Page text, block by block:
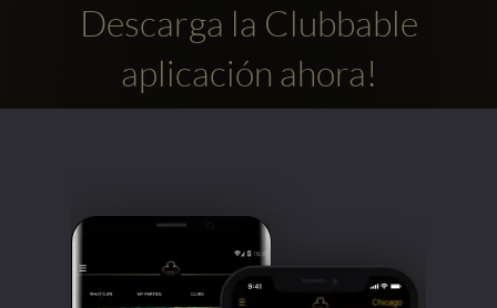
sociales:
Descarga la Clubbable
aplicación ahora!